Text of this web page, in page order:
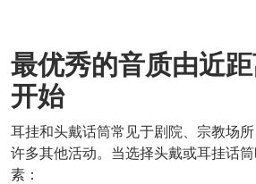
最优秀的音质由近
开始
耳挂和头戴话筒常见于剧院、宗教场
许多其他活动。当选择头戴或耳挂话
素：